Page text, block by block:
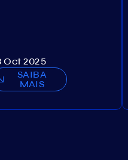
Oct 2025
SAIBA
MAIS